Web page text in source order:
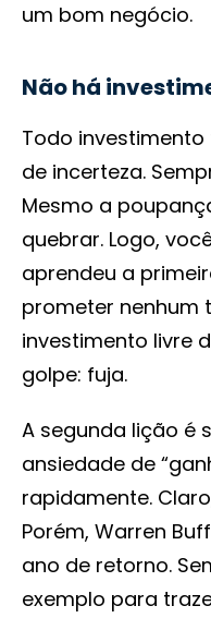
um bom negócio.
Não há
Todo
de incerteza.
Mesmo a
quebrar. Logo,
aprendeu a
prometer nenhum
investimento livre
golpe: fuja.
A segunda lição é
ansiedade de
rapidamente.
Porém, Warren
ano de retorno.
exemplo para